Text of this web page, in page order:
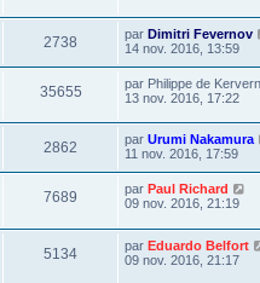
2738 par Dimitri Fevernov
14 nov. 2016, 13:59
35655 par Philippe de Kervern
13 nov. 2016, 17:22
2862 par Urumi Nakamura
11 nov. 2016, 17:59
7689 par Paul Richard
09 nov. 2016, 21:19
5134 par Eduardo Belfort
09 nov. 2016, 21:17